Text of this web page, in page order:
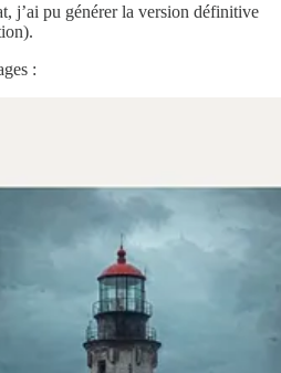
j’ai pu générer la version définitive
: